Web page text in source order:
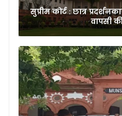
सुप्रीम कोर्ट : छात्र
वापसी